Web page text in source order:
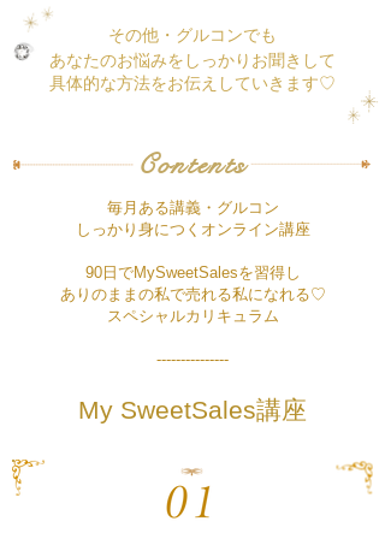
その他・グルコンでも
あなたのお悩みをしっかりお聞きして
​具体的な方法をお伝えしていきます♡
Contents
毎月ある講義・グルコン
しっかり身につくオンライン講座
90日でMySweetSalesを習得し
ありのままの私で売れる私になれる♡
スペシャルカリキュラム
---------------
My SweetSales​講座